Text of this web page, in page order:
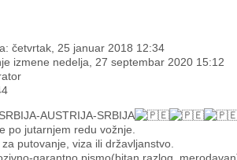
četvrtak, 25 januar 2018 12:34
izmene nedelja, 27 septembar 2020 15:12
SRBIJA-AUSTRIJA-SRBIJA
po jutarnjem redu vožnje.
putovanje, viza ili državljanstvo.